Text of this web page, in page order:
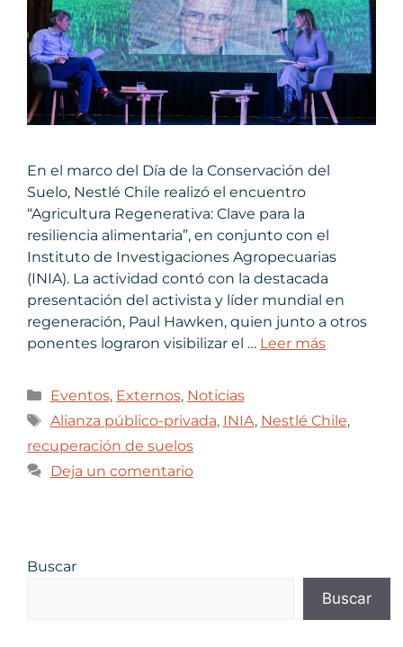
En el marco del Día de la Conservación del
Suelo, Nestlé Chile realizó el encuentro
“Agricultura Regenerativa: Clave para la
resiliencia alimentaria”, en conjunto con el
Instituto de Investigaciones Agropecuarias
(INIA). La actividad contó con la destacada
presentación del activista y líder mundial en
regeneración, Paul Hawken, quien junto a otros
ponentes lograron visibilizar el … Leer más
Eventos, Externos, Noticias
Alianza público-privada, INIA, Nestlé Chile,
recuperación de suelos
Deja un comentario
Buscar
Buscar